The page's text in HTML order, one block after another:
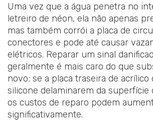
Uma vez que a água penetra no
letreiro de néon, ela não apenas
mas também corrói a placa de
conectores e pode até causar
elétricos. Reparar um sinal
geralmente é mais caro do que
novo; se a placa traseira de acrílico
silicone delaminarem da superfície
os custos de reparo podem
significativamente.